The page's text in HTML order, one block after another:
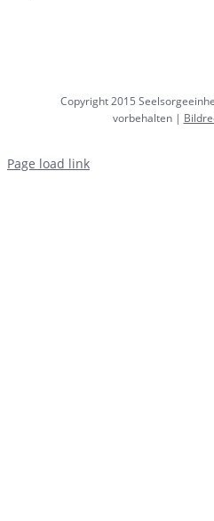
Copyright 2015
vorbehalten |
Page load link